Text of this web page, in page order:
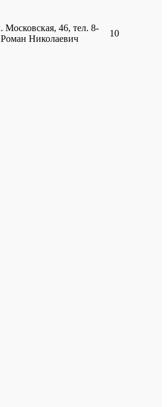
Московская, 46, тел. 8-
Роман Николаевич
10